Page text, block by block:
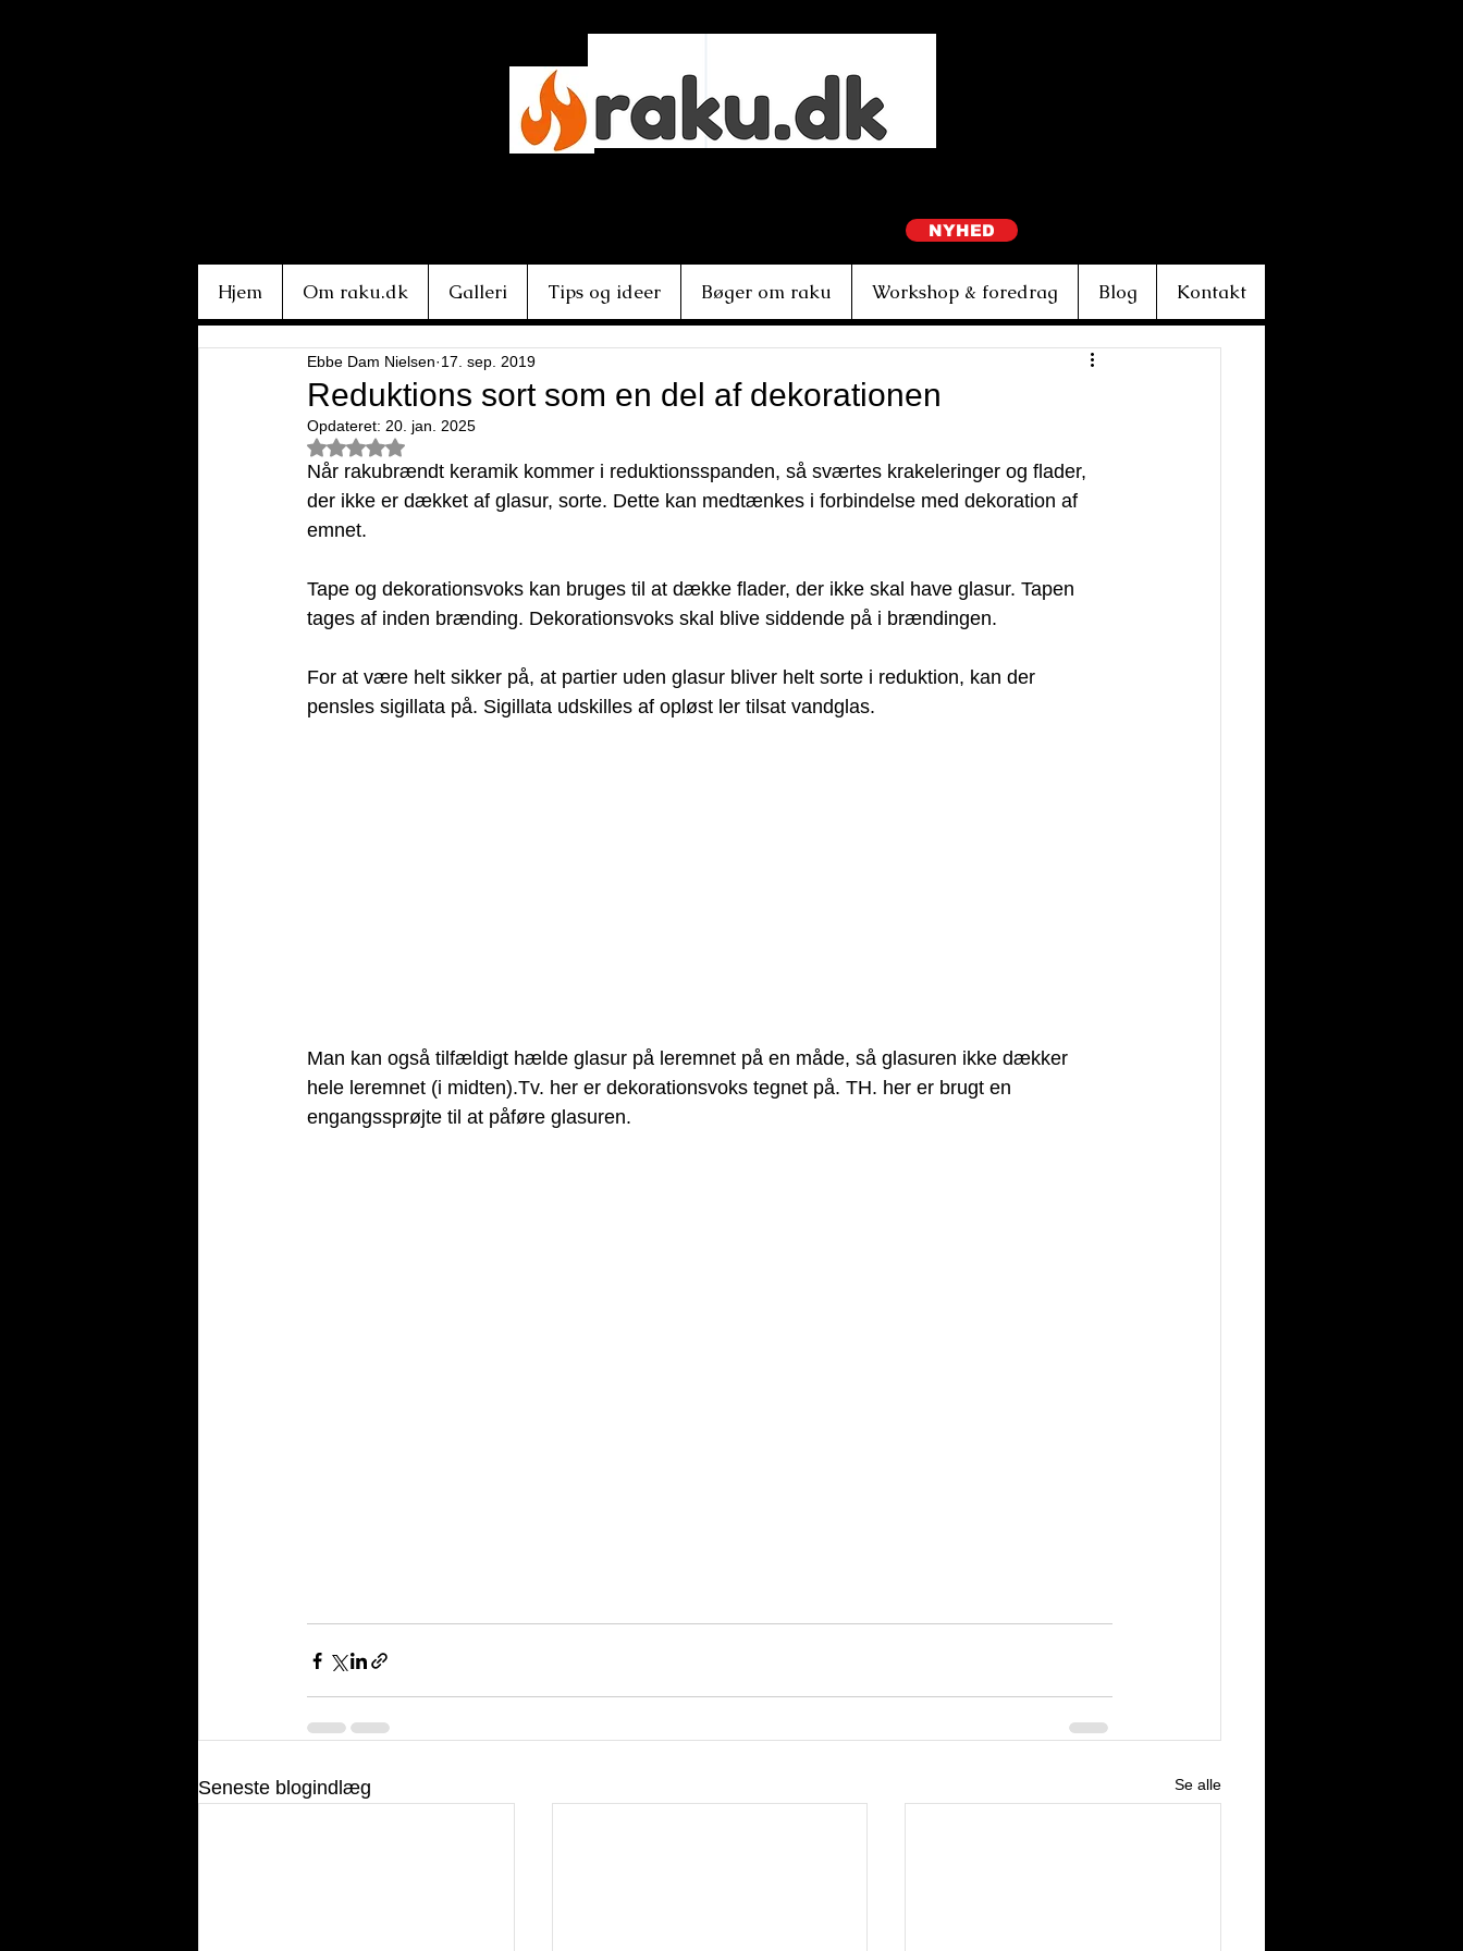
NYHED
Hjem Om raku.dk Galleri Tips og ideer Bøger om raku Workshop & foredrag Blog Kontakt
Reduktions sort som en del af dekorationen
Ebbe Dam Nielsen 17. sep. 2019
Opdateret: 20. jan. 2025
Bedømt til NaN ud af 5 stjerner.
Når rakubrændt keramik kommer i reduktionsspanden, så sværtes krakeleringer og flader,
der ikke er dækket af glasur, sorte. Dette kan medtænkes i forbindelse med dekoration af
emnet.
Tape og dekorationsvoks kan bruges til at dække flader, der ikke skal have glasur. Tapen
tages af inden brænding. Dekorationsvoks skal blive siddende på i brændingen.
For at være helt sikker på, at partier uden glasur bliver helt sorte i reduktion, kan der
pensles sigillata på. Sigillata udskilles af opløst ler tilsat vandglas.
Man kan også tilfældigt hælde glasur på leremnet på en måde, så glasuren ikke dækker
hele leremnet (i midten).Tv. her er dekorationsvoks tegnet på. TH. her er brugt en
engangssprøjte til at påføre glasuren.
Seneste blogindlæg Se alle